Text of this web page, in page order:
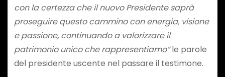
con la certezza che il nuovo Presidente saprà
proseguire questo cammino con energia, visione
e passione, continuando a valorizzare il
patrimonio unico che rappresentiamo”le parole
del presidente uscente nel passare il testimone.